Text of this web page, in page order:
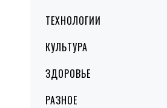
ТЕХНОЛОГИИ
КУЛЬТУРА
ЗДОРОВЬЕ
РАЗНОЕ